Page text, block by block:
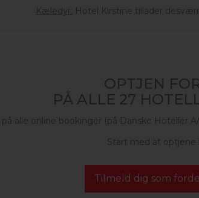
Kæledyr:
Hotel Kirstine tillader
OPTJEN
PÅ ALLE 27
alle online bookinger (på Danske Hoteller
Start med at optjene
Tilmeld dig som